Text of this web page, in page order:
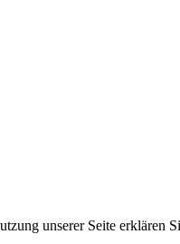
unserer Seite erklären